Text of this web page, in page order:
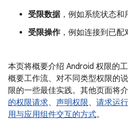
受限数据，例如系统状态和
受限操作，例如连接到已配
本页将概要介绍 Android 权限的
概要工作流、对不同类型权限的
限的一些最佳实践。其他页面将
的权限请求、 声明权限、 请求运
用与应用组件交互的方式。